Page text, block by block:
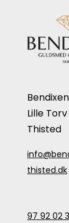
Lille
Thisted
thisted.dk
97 92 02